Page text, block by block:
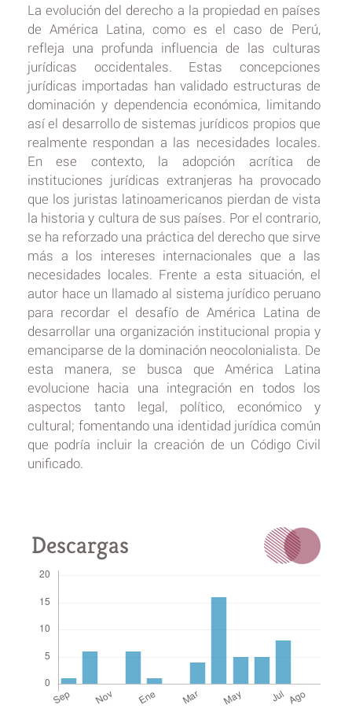
La evolución del derecho a la propiedad en países
de América Latina, como es el caso de Perú,
refleja una profunda influencia de las culturas
jurídicas occidentales. Estas concepciones
jurídicas importadas han validado estructuras de
dominación y dependencia económica, limitando
así el desarrollo de sistemas jurídicos propios que
realmente respondan a las necesidades locales.
En ese contexto, la adopción acrítica de
instituciones jurídicas extranjeras ha provocado
que los juristas latinoamericanos pierdan de vista
la historia y cultura de sus países. Por el contrario,
se ha reforzado una práctica del derecho que sirve
más a los intereses internacionales que a las
necesidades locales. Frente a esta situación, el
autor hace un llamado al sistema jurídico peruano
para recordar el desafío de América Latina de
desarrollar una organización institucional propia y
emanciparse de la dominación neocolonialista. De
esta manera, se busca que América Latina
evolucione hacia una integración en todos los
aspectos tanto legal, político, económico y
cultural; fomentando una identidad jurídica común
que podría incluir la creación de un Código Civil
unificado.
Descargas